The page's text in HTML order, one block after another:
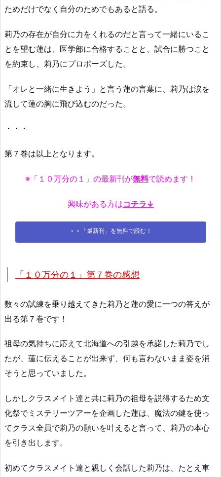
ためだけでなく自分のためでもあると語る。
莉乃の存在が自分に力をくれるのだと言って一緒にいるこ
とを望む蓮は、医学部に合格することと、試合に勝つこと
を約束し、莉乃にプロポーズした。
「オレと一緒に生きよう」と言う蓮の言葉に、莉乃は涙を
流して蓮の胸に飛び込むのだった。
・・・
第７巻は以上となります。
※「１０万分の１」の最新刊が無料で読めます！
興味がある方はコチラ↓
＞＞「最新刊」を無料で読む！
「１０万分の１」第７巻の感想
数々の試練を乗り越えてきた莉乃と蓮の愛に一つの答えが
出る第７巻です！
祖母の気持ちに応えて北海道への引越を承諾した莉乃でし
たが、蓮に伝えることが出来ず、何も言わないまま姿を消
そうと思っていました。
しかしクラスメイト達と共に莉乃の祖母を説得するため文
化祭でミステリーツアーを企画した蓮は、魔法の鍵を使っ
てクラス全員で莉乃の願いを叶えると言って、莉乃の本心
を引き出します。
初めてクラスメイト達と親しく会話した莉乃は、たとえ車